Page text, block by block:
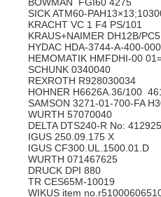
SICK ATM60-
KRACHT VC 1 F4 PS/101
KRAUS+NAIMER DH12B/
HYDAC HDA-3744-A-400-
HEMOMATIK HMFDHI-00
SCHUNK 0340040
REXROTH R928030034
HOHNER H6626A.36/100
SAMSON 3271-01-700-FA
WURTH 57070040
DELTA DTS240-R No:
IGUS 250.09.175 X
IGUS CF300.UL.1500.01.D
WURTH 071467625
DRUCK DPI 880
TR CES65M-10019
WIKUS item